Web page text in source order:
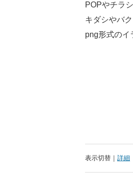
POPやチラ
キダシやバ
png形式のイ
表示切替 詳細